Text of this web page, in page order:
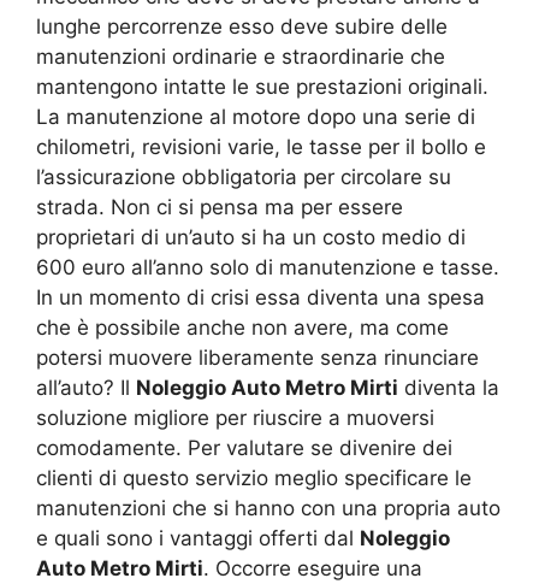
lunghe percorrenze esso deve subire delle
manutenzioni ordinarie e straordinarie che
mantengono intatte le sue prestazioni originali.
La manutenzione al motore dopo una serie di
chilometri, revisioni varie, le tasse per il bollo e
l’assicurazione obbligatoria per circolare su
strada. Non ci si pensa ma per essere
proprietari di un’auto si ha un costo medio di
600 euro all’anno solo di manutenzione e tasse.
In un momento di crisi essa diventa una spesa
che è possibile anche non avere, ma come
potersi muovere liberamente senza rinunciare
all’auto? Il Noleggio Auto Metro Mirti diventa la
soluzione migliore per riuscire a muoversi
comodamente. Per valutare se divenire dei
clienti di questo servizio meglio specificare le
manutenzioni che si hanno con una propria auto
e quali sono i vantaggi offerti dal Noleggio
Auto Metro Mirti. Occorre eseguire una